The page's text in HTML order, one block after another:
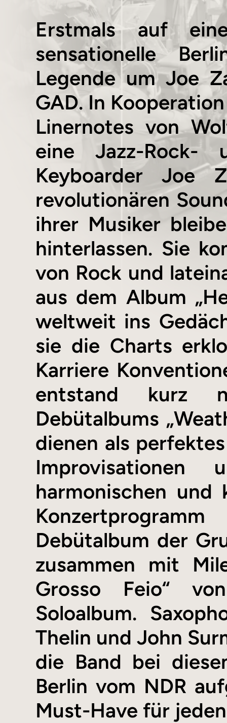
Erstmals auf
sensationelle
Legende um Joe
GAD. In
Linernotes von
eine Jazz-Rock-
Keyboarder Joe
revolutionären
ihrer Musiker
hinterlassen. Sie
von Rock und
aus dem Album
weltweit ins
sie die Charts
Karriere
entstand kurz
Debütalbums
dienen als
Improvisationen
harmonischen und
Debütalbum der
zusammen mit
Grosso Feio“
Soloalbum.
Thelin und John
die Band bei
Berlin vom NDR
Must-Have für